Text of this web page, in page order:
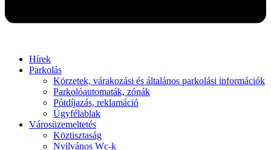
Hírek
Parkolás
Körzetek, várakozási és általános parkolási információk
Parkolóautomaták, zónák
Pótdíjazás, reklamáció
Ügyfélablak
Városüzemeltetés
Köztisztaság
Nyilvános Wc-k